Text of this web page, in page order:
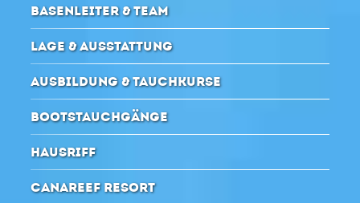
BASENLEITER & TEAM
LAGE & AUSSTATTUNG
AUSBILDUNG & TAUCHKURSE
BOOTSTAUCHGÄNGE
HAUSRIFF
CANAREEF RESORT